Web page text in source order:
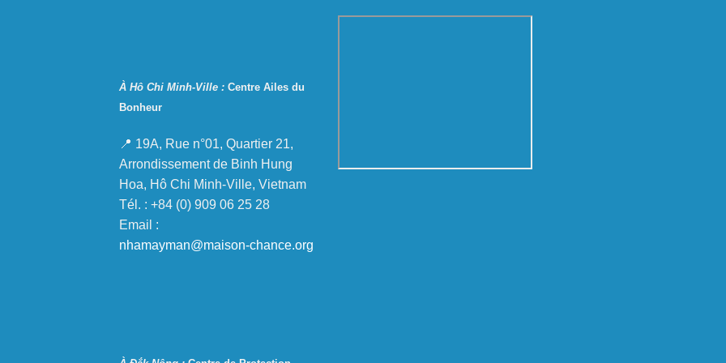
À Hô Chi Minh-Ville : Centre Ailes du
Bonheur
📍 19A, Rue n°01, Quartier 21,
Arrondissement de Binh Hung
Hoa, Hô Chi Minh-Ville, Vietnam
Tél. : +84 (0) 909 06 25 28
Email :
nhamayman@maison-chance.org